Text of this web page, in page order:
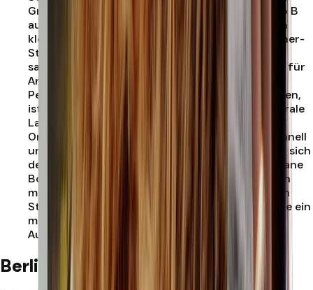
Grundlage. Mit 25 Quadratmetern bietet Studio B
ausreichend Raum für konzentrierte Sessions in
kleiner Besetzung. Das Studio ist ein Nichtraucher-
Studio und sorgt dadurch für eine angenehme,
saubere und ruhige Arbeitsatmosphäre. Gerade für
Artists und Producer, die fokussiert an Sound,
Performance und Arrangement arbeiten möchten,
ist Studio B eine passende Wahl. Durch die zentrale
Lage des Prinz Studios Berlin-Mitte in der
Oranienburger Straße erreichst du Studio B schnell
und unkompliziert aus ganz Berlin. Damit eignet sich
der Raum ideal für regelmäßige Sessions, spontane
Bookings und professionelle Musikproduktionen
mitten in der Stadt. Buche jetzt deine Session in
Studio B im Prinz Studios Berlin-Mitte und nutze ein
modernes Recording Studio mit professioneller
Ausstattung in absolut zentraler Berliner Lage.
Berlin Lichtenberg